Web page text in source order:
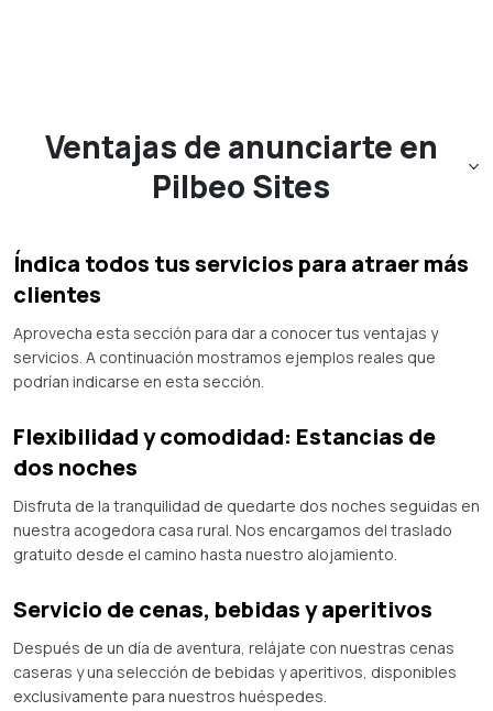
Ventajas de anunciarte en
Pilbeo Sites
Índica todos tus servicios para atraer más
clientes
Aprovecha esta sección para dar a conocer tus ventajas y
servicios. A continuación mostramos ejemplos reales que
podrían indicarse en esta sección.
Flexibilidad y comodidad: Estancias de
dos noches
Disfruta de la tranquilidad de quedarte dos noches seguidas en
nuestra acogedora casa rural. Nos encargamos del traslado
gratuito desde el camino hasta nuestro alojamiento.
Servicio de cenas, bebidas y aperitivos
Después de un día de aventura, relájate con nuestras cenas
caseras y una selección de bebidas y aperitivos, disponibles
exclusivamente para nuestros huéspedes.